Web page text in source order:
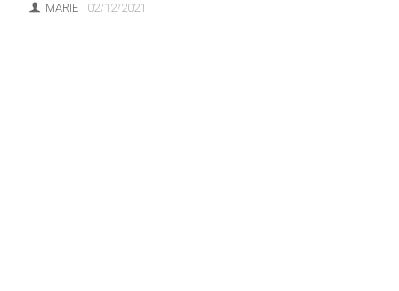
MARIE 02/12/2021